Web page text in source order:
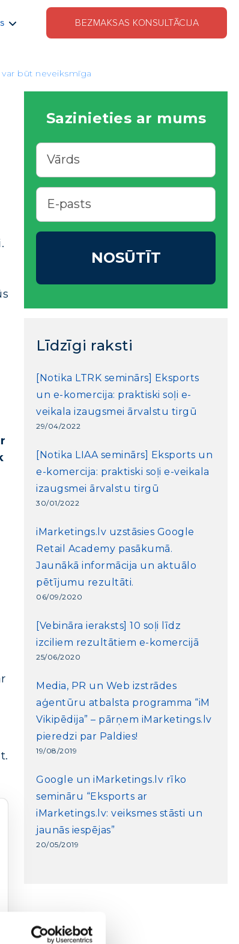
BEZMAKSAS KONSULTĀCIJA
var būt neveiksmīga
Sazinieties ar mums
NOSŪTĪT
Līdzīgi raksti
[Notika LTRK seminārs] Eksports
un e-komercija: praktiski soļi e-
veikala izaugsmei ārvalstu tirgū
29/04/2022
[Notika LIAA seminārs] Eksports un
e-komercija: praktiski soļi e-veikala
izaugsmei ārvalstu tirgū
30/01/2022
iMarketings.lv uzstāsies Google
Retail Academy pasākumā.
Jaunākā informācija un aktuālo
pētījumu rezultāti.
06/09/2020
[Vebināra ieraksts] 10 soļi līdz
izciliem rezultātiem e-komercijā
25/06/2020
Media, PR un Web izstrādes
aģentūru atbalsta programma “iM
Vikipēdija” – pārņem iMarketings.lv
pieredzi par Paldies!
19/08/2019
Google un iMarketings.lv rīko
semināru “Eksports ar
iMarketings.lv: veiksmes stāsti un
jaunās iespējas”
20/05/2019